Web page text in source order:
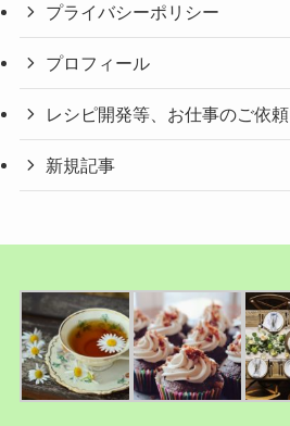
プライバシーポリシー
プロフィール
レシピ開発等、お仕事のご依頼
新規記事